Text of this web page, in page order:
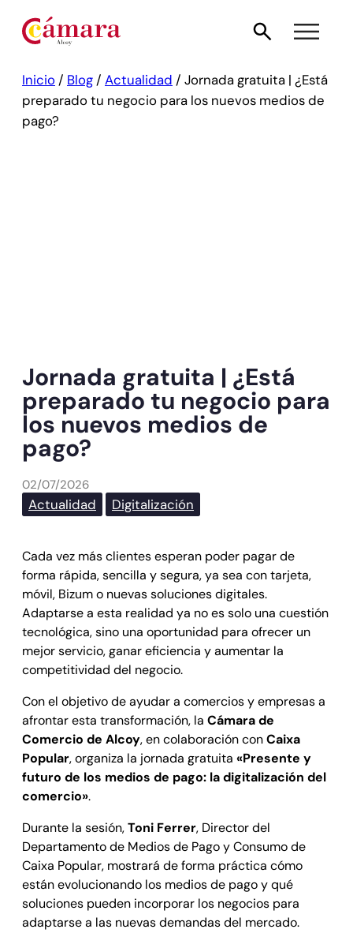
Inicio / Blog / Actualidad / Jornada gratuita | ¿Está
preparado tu negocio para los nuevos medios de
pago?
Jornada gratuita | ¿Está
preparado tu negocio para
los nuevos medios de
pago?
02/07/2026
Actualidad Digitalización
Cada vez más clientes esperan poder pagar de
forma rápida, sencilla y segura, ya sea con tarjeta,
móvil, Bizum o nuevas soluciones digitales.
Adaptarse a esta realidad ya no es solo una cuestión
tecnológica, sino una oportunidad para ofrecer un
mejor servicio, ganar eficiencia y aumentar la
competitividad del negocio.
Con el objetivo de ayudar a comercios y empresas a
afrontar esta transformación, la Cámara de
Comercio de Alcoy, en colaboración conCaixa
Popular, organiza la jornada gratuita «Presente y
futuro de los medios de pago: la digitalización del
comercio».
Durante la sesión,Toni Ferrer, Director del
Departamento de Medios de Pago y Consumo de
Caixa Popular, mostrará de forma práctica cómo
están evolucionando los medios de pago y qué
soluciones pueden incorporar los negocios para
adaptarse a las nuevas demandas del mercado.